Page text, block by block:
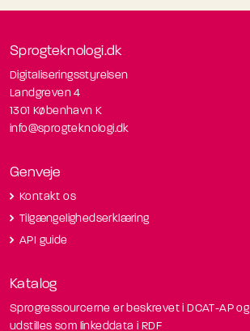
Sprogteknologi.dk
Digitaliseringsstyrelsen
Landgreven 4
1301 København K
info@sprogteknologi.dk
Genveje
Kontakt os
Tilgængelighedserklæring
API guide
Katalog
Sprogressourcerne er beskrevet i DCAT-AP og
udstilles som linkeddata i RDF